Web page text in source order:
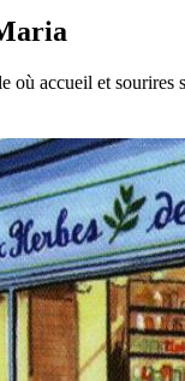
où accueil et